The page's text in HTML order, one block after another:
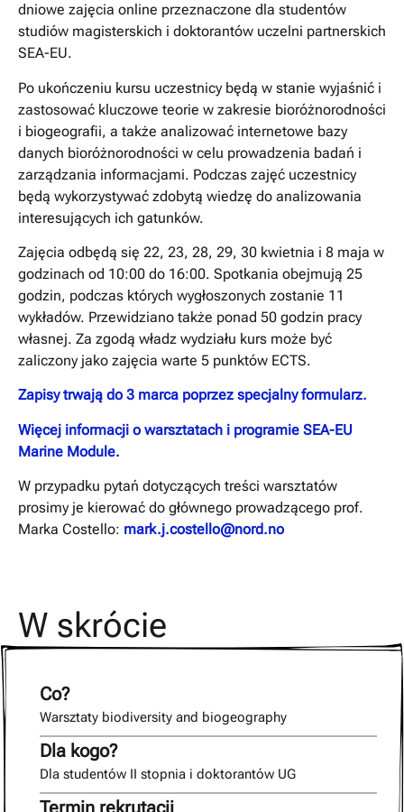
dniowe zajęcia online przeznaczone dla studentów
studiów magisterskich i doktorantów uczelni partnerskich
SEA-EU.
Po ukończeniu kursu uczestnicy będą w stanie wyjaśnić i
zastosować kluczowe teorie w zakresie bioróżnorodności
i biogeografii, a także analizować internetowe bazy
danych bioróżnorodności w celu prowadzenia badań i
zarządzania informacjami. Podczas zajęć uczestnicy
będą wykorzystywać zdobytą wiedzę do analizowania
interesujących ich gatunków.
Zajęcia odbędą się 22, 23, 28, 29, 30 kwietnia i 8 maja w
godzinach od 10:00 do 16:00. Spotkania obejmują 25
godzin, podczas których wygłoszonych zostanie 11
wykładów. Przewidziano także ponad 50 godzin pracy
własnej. Za zgodą władz wydziału kurs może być
zaliczony jako zajęcia warte 5 punktów ECTS.
Zapisy trwają do 3 marca poprzez specjalny formularz.
Więcej informacji o warsztatach i programie SEA-EU
Marine Module.
W przypadku pytań dotyczących treści warsztatów
prosimy je kierować do głównego prowadzącego prof.
Marka Costello: mark.j.costello@nord.no
W skrócie
Co?
Warsztaty biodiversity and biogeography
Dla kogo?
Dla studentów II stopnia i doktorantów UG
Termin rekrutacji